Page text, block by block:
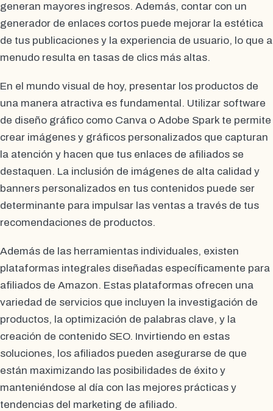
generan mayores ingresos. Además, contar con un
generador de enlaces cortos puede mejorar la estética
de tus publicaciones y la experiencia de usuario, lo que a
menudo resulta en tasas de clics más altas.
En el mundo visual de hoy, presentar los productos de
una manera atractiva es fundamental. Utilizar software
de diseño gráfico como Canva o Adobe Spark te permite
crear imágenes y gráficos personalizados que capturan
la atención y hacen que tus enlaces de afiliados se
destaquen. La inclusión de imágenes de alta calidad y
banners personalizados en tus contenidos puede ser
determinante para impulsar las ventas a través de tus
recomendaciones de productos.
Además de las herramientas individuales, existen
plataformas integrales diseñadas específicamente para
afiliados de Amazon. Estas plataformas ofrecen una
variedad de servicios que incluyen la investigación de
productos, la optimización de palabras clave, y la
creación de contenido SEO. Invirtiendo en estas
soluciones, los afiliados pueden asegurarse de que
están maximizando las posibilidades de éxito y
manteniéndose al día con las mejores prácticas y
tendencias del marketing de afiliado.